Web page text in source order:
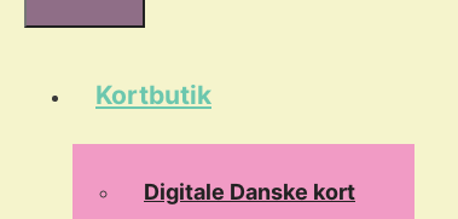
Kortbutik
Digitale Danske kort